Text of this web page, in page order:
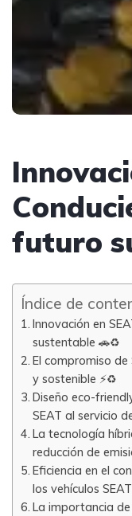
futuro
Índice de
Innovación en
sustentable 🚗♻️
El compromiso
y sostenible ⚡️♻️
Diseño eco-
SEAT al servicio
La tecnología
reducción de
Eficiencia en el
los vehículos
La importancia